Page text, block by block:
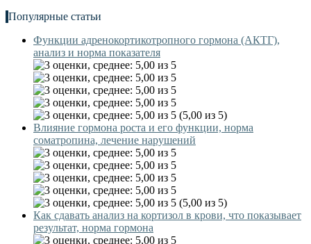
Популярные статьи
Функции адренокортикотропного гормона (АКТГ),
анализ и норма показателя
(5,00 из 5)
Влияние гормона роста и его функции, норма
соматропина, лечение нарушений
(5,00 из 5)
Как сдавать анализ на кортизол в крови, что показывает
результат, норма гормона